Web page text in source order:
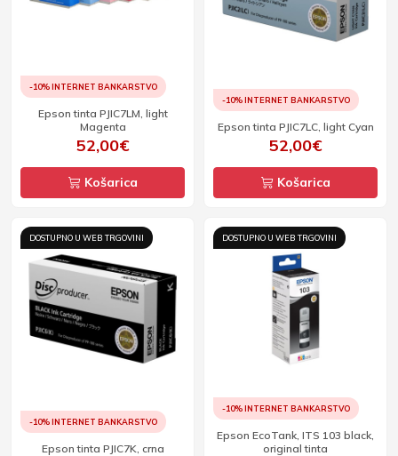
-10% INTERNET BANKARSTVO
Epson tinta PJIC7LM, light
Magenta
52,00€
Košarica
-10% INTERNET BANKARSTVO
Epson tinta PJIC7LC, light Cyan
52,00€
Košarica
DOSTUPNO U WEB TRGOVINI
-10% INTERNET BANKARSTVO
Epson tinta PJIC7K, crna
DOSTUPNO U WEB TRGOVINI
-10% INTERNET BANKARSTVO
Epson EcoTank, ITS 103 black,
original tinta